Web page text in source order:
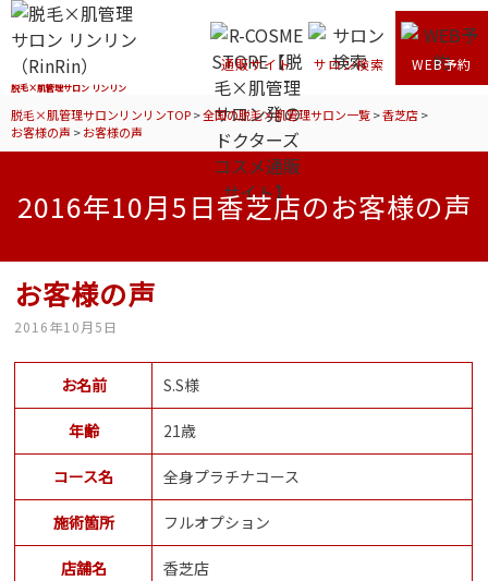
脱毛×肌管理サロン リンリン
通販サイト サロン検索 WEB予約
脱毛×肌管理サロンリンリンTOP>全国の脱毛×肌管理サロン一覧>香芝店>
お客様の声 >お客様の声
2016年10月5日香芝店のお客様の声
お客様の声
2016年10月5日
お名前 S.S様
年齢 21歳
コース名 全身プラチナコース
施術箇所 フルオプション
店舗名 香芝店